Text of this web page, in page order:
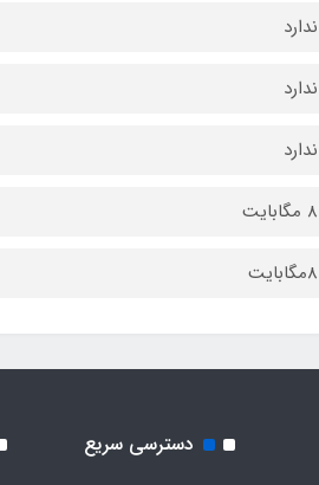
ندارد
ندارد
ندارد
8 مگابایت
8مگابایت
دسترسی سریع